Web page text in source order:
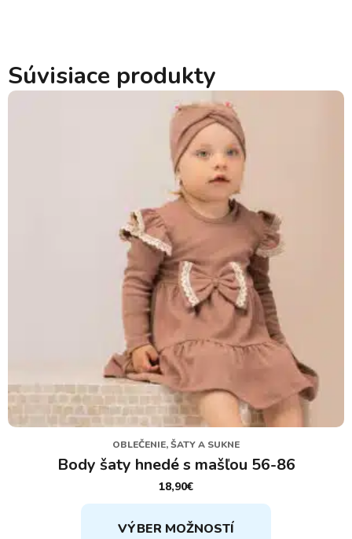
Súvisiace produkty
OBLEČENIE, ŠATY A SUKNE
Body šaty hnedé s mašľou 56-86
18,90€
VÝBER MOŽNOSTÍ
Tento
produkt